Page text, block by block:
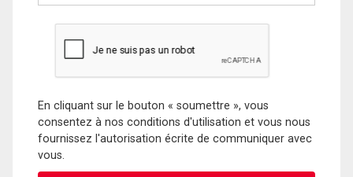
En cliquant sur le bouton « soumettre », vous
consentez à nos conditions d'utilisation et vous nous
fournissez l'autorisation écrite de communiquer avec
vous.